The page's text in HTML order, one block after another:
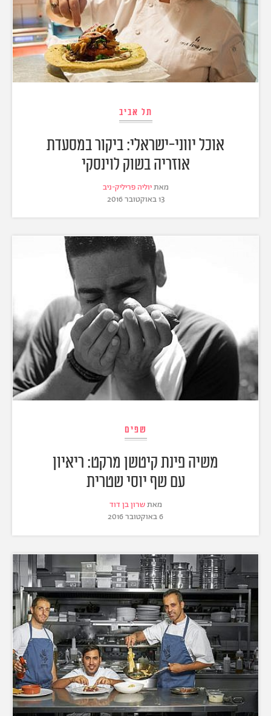
תל אביב
אוכל יווני-ישראלי: ביקור במסעדת
אוזריה בשוק לוינסקי
מאתיוליה פריליק-ניב
13 באוקטובר 2016
שפים
משיה פינת קיטשן מרקט: ריאיון
עם שף יוסי שטרית
מאתשרון בן דוד
6 באוקטובר 2016